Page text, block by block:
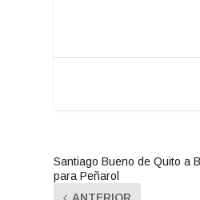
Santiago Bueno de Quito a
para Peñarol